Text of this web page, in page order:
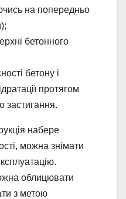
на попередньо
бетонного
бетону і
протягом
застигання.
набере
можна знімати
облицювати
з метою